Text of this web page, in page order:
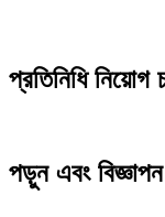
প্রতিনিধি
পড়ুন এবং